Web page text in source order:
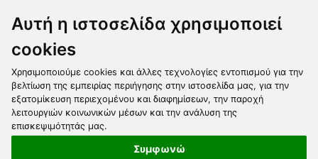
Αυτή η ιστοσελίδα χρησιμοποιεί
cookies
Χρησιμοποιούμε cookies και άλλες τεχνολογίες εντοπισμού για την
βελτίωση της εμπειρίας περιήγησης στην ιστοσελίδα μας, για την
εξατομίκευση περιεχομένου και διαφημίσεων, την παροχή
λειτουργιών κοινωνικών μέσων και την ανάλυση της
επισκεψιμότητάς μας.
Συμφωνώ